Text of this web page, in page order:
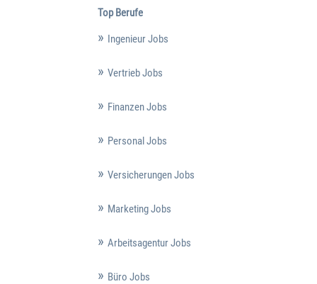
Top Berufe
Ingenieur Jobs
Vertrieb Jobs
Finanzen Jobs
Personal Jobs
Versicherungen Jobs
Marketing Jobs
Arbeitsagentur Jobs
Büro Jobs